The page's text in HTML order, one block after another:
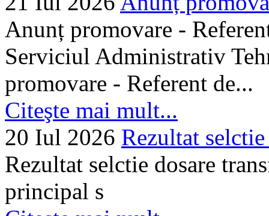
Anunț promovare -
Serviciul Administrativ
promovare - Referent de...
Citeşte mai mult...
20 Iul 2026 Rezultat
Rezultat selctie dosare
principal s